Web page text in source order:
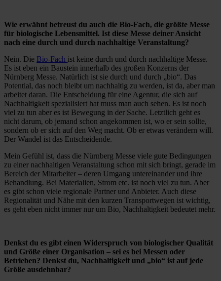
Wie erwähnt betreust du auch die Bio-Fach, die größte Messe
für biologische Lebensmittel. Ist diese Messe deiner Ansicht
nach eine durch und durch nachhaltige Veranstaltung?
Nein. Die Bio-Fach ist keine durch und durch nachhaltige Messe.
Es ist eben ein Baustein innerhalb des großen Konzerns der
Nürnberg Messe. Natürlich ist sie durch und durch „bio“. Das
Potential, das noch bleibt um nachhaltig zu werden, ist da, aber man
arbeitet daran. Die Entscheidung für eine Agentur, die sich auf
Nachhaltigkeit spezialisiert hat muss man auch sehen. Es ist noch
viel zu tun aber es ist Bewegung in der Sache. Letztlich geht es
nicht darum, ob jemand schon angekommen ist, wo er sein sollte,
sondern ob er sich auf den Weg macht. Ob er etwas verändern will.
Der Wandel ist das Entscheidende.
Mein Gefühl ist, dass die Nürnberg Messe viele gute Bedingungen
zu einer nachhaltigen Veranstaltung schon mit sich bringt, gerade im
Bereich der Mitarbeiter – deren Umgang untereinander und ihre
Behandlung. Bei Materialien, Strom etc. ist noch viel zu tun. Aber
es gibt schon viele regionale Partner und Anbieter. Auch diese
Regionalität und Nähe mit den kurzen Transportwegen ist wichtig,
es geht eben nicht immer nur um Bio, Nachhaltigkeit bedeutet mehr.
Denkst du es gibt einen Widerspruch von biologischer Qualität
und Größe einer Organisation – sei es bei Messen oder
Betrieben? Denkst du, Nachhaltigkeit und „bio“ ist auf jede
Größe ausdehnbar?